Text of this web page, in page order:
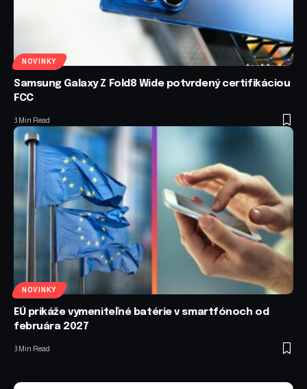
NOVINKY
Samsung Galaxy Z Fold8 Wide potvrdený certifikáciou
FCC
3 Min Read
NOVINKY
EÚ prikáže vymeniteľné batérie v smartfónoch od
februára 2027
3 Min Read